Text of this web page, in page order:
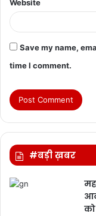
Website
Save my name,
time I comment.
#बड़ी ख़बर
को